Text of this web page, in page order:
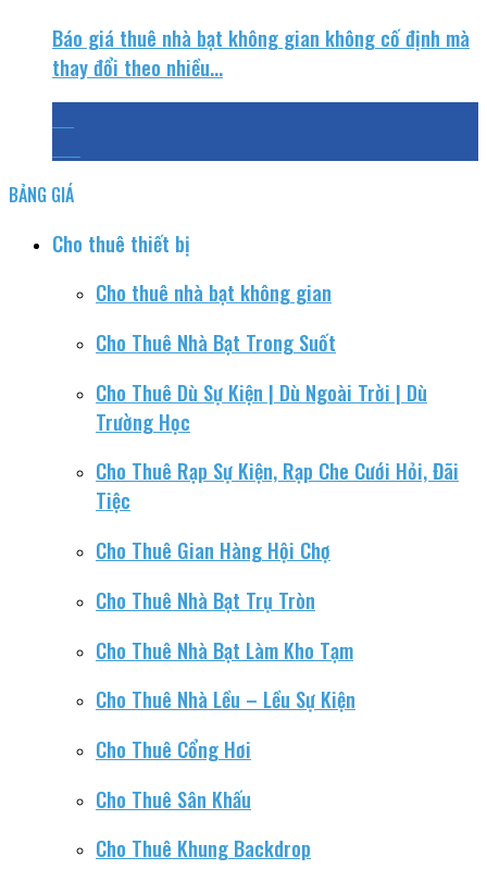
Báo giá thuê nhà bạt không gian không cố định mà
thay đổi theo nhiều...
BẢNG GIÁ
Cho thuê thiết bị
Cho thuê nhà bạt không gian
Cho Thuê Nhà Bạt Trong Suốt
Cho Thuê Dù Sự Kiện | Dù Ngoài Trời | Dù
Trường Học
Cho Thuê Rạp Sự Kiện, Rạp Che Cưới Hỏi, Đãi
Tiệc
Cho Thuê Gian Hàng Hội Chợ
Cho Thuê Nhà Bạt Trụ Tròn
Cho Thuê Nhà Bạt Làm Kho Tạm
Cho Thuê Nhà Lều – Lều Sự Kiện
Cho Thuê Cổng Hơi
Cho Thuê Sân Khấu
Cho Thuê Khung Backdrop